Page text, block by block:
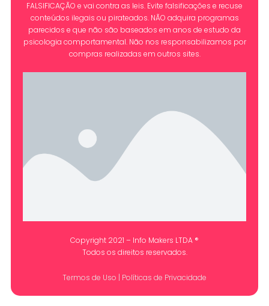
FALSIFICAÇÃO e vai contra as leis. Evite falsificações e recuse
conteúdos ilegais ou pirateados. NÃO adquira programas
parecidos e que não são baseados em anos de estudo da
psicologia comportamental. Não nos responsabilizamos por
compras realizadas em outros sites.
Copyright 2021 – Info Makers LTDA ®
Todos os direitos reservados.
Termos de Uso | Políticas de Privacidade